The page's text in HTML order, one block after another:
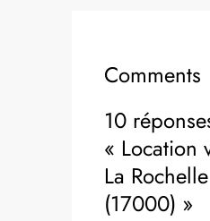
Comments
10
« Location
La Rochelle
(17000) »